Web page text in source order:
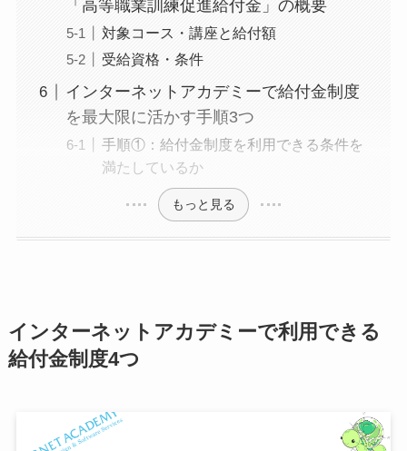
「高等職業訓練促進給付金」の概要
対象コース・講座と給付額
受給資格・条件
インターネットアカデミーで給付金制度
を最大限に活かす手順3つ
手順①：給付金制度を利用できる条件を
満たしているか
もっと見る
インターネットアカデミーで利用できる
給付金制度4つ